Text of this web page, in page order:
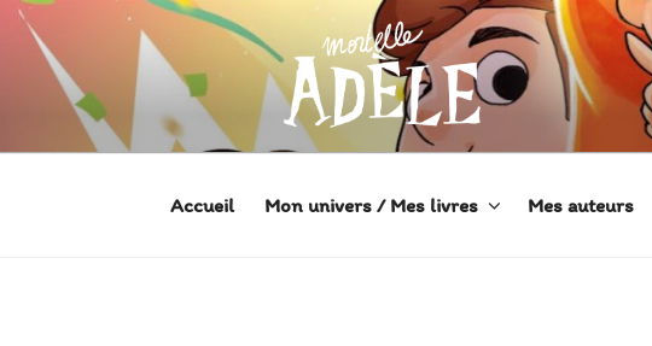
Aller
contenu
principal
Accueil Mon univers / Mes livres Mes auteurs